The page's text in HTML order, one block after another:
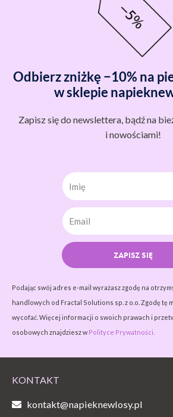
Odbierz zniżkę −10% na
w sklepie
Zapisz się do newslettera, bądź na
i nowościami!
Imię
ZAPISZ SIĘ
Podając swój adres e-mail wyrażasz zgodę na
handlowych od Fractal Solutions sp. z o.o. Zgodę tę
wycofać. Więcej informacji o swoich prawach i
osobowych znajdziesz w Polityce Prywatności.
KONTAKT
kontakt@napieknewlosy.pl